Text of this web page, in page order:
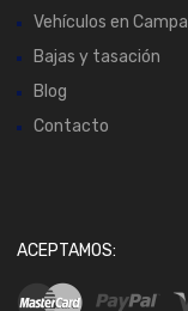
Vehículos en Campa
Bajas y tasación
Blog
Contacto
ACEPTAMOS: